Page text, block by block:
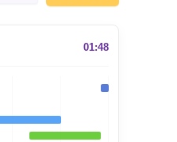
01:48